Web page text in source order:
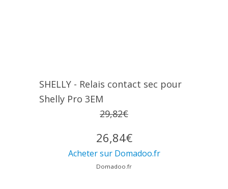
SHELLY - Relais contact sec pour
Shelly Pro 3EM
29,82€
26,84€
Acheter sur Domadoo.fr
Domadoo.fr